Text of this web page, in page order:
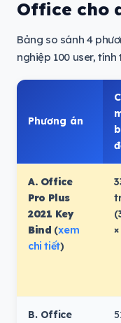
Office cho
Bảng so sánh 4
nghiệp 100 user,
Phương án
A. Office
Pro Plus
2021 Key
Bind (xem
chi tiết)
B. Office